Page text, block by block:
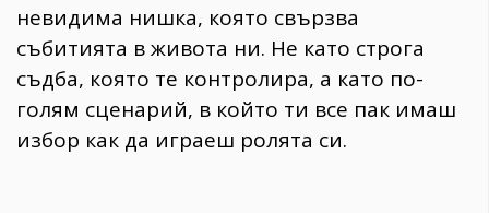
невидима нишка, която свързва
събитията в живота ни. Не като строга
съдба, която те контролира, а като по-
голям сценарий, в който ти все пак имаш
избор как да играеш ролята си.